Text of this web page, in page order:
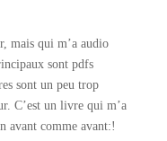
mais qui m’a audio
sont pdfs
sont un peu trop
C’est un livre qui m’a
avant comme avant:!